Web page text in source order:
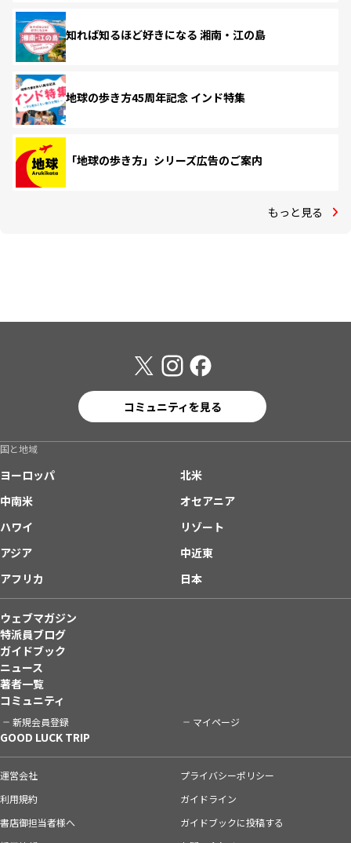
知れば知るほど好きになる 湘南・江の島
地球の歩き方45周年記念 インド特集
「地球の歩き方」シリーズ広告のご案内
もっと見る
コミュニティを見る
国と地域
ヨーロッパ
北米
中南米
オセアニア
ハワイ
リゾート
アジア
中近東
アフリカ
日本
ウェブマガジン
特派員ブログ
ガイドブック
ニュース
著者一覧
コミュニティ
新規会員登録 マイページ
GOOD LUCK TRIP
運営会社
プライバシーポリシー
利用規約
ガイドライン
書店御担当者様へ
ガイドブックに投稿する